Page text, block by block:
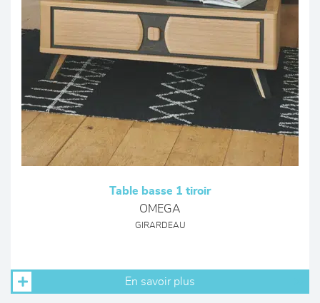
Table basse 1 tiroir
OMEGA
GIRARDEAU
En savoir plus